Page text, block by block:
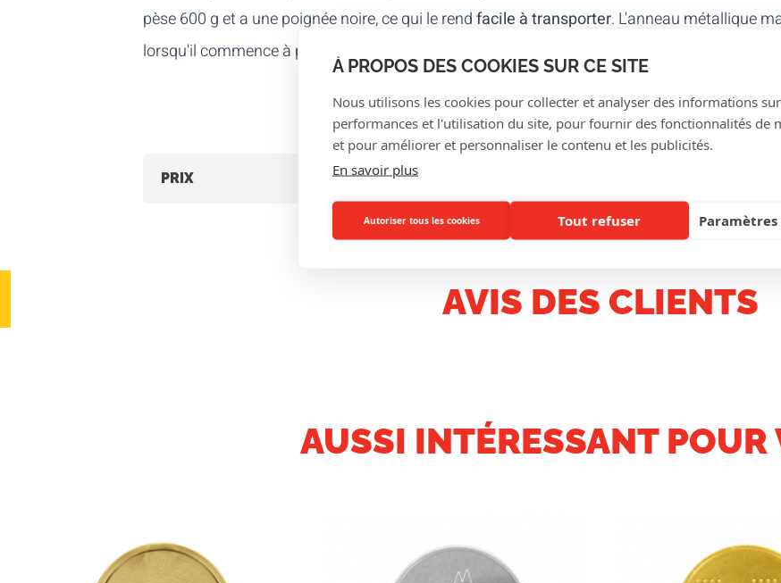
À PROPOS DES COOKIES SUR CE SITE
Nous utilisons les cookies pour collecter et analyser des informations
performances et l'utilisation du site, pour fournir des fonctionnalités de
et pour améliorer et personnaliser le contenu et les publicités.
En savoir plus
Autoriser tous les cookies Tout refuser Paramètres
pèse 600 g et a une poignée noire, ce qui le rendfacile à transporter. L'anneau métallique
lorsqu'il commence à peser plus lourd. La bague en or a un diamètre de 40 cm.
PRIX
AVIS DES CLIENTS
AUSSI INTÉRESSANT POUR